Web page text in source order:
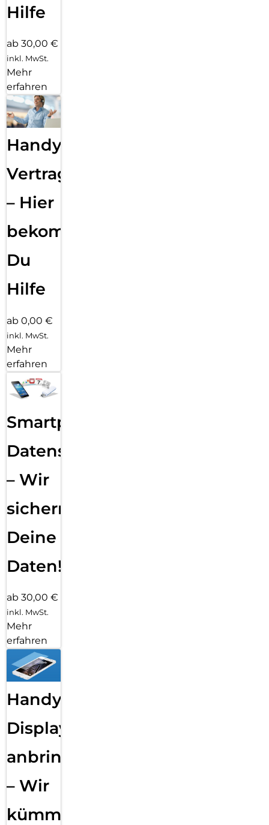
Hilfe
ab 30,00 €
inkl. MwSt.
Mehr
erfahren
Handy
Vertragsabwicklung
– Hier
bekommst
Du
Hilfe
ab 0,00 €
inkl. MwSt.
Mehr
erfahren
Smartphone
Datensicherung
– Wir
sichern
Deine
Daten!
ab 30,00 €
inkl. MwSt.
Mehr
erfahren
Handy
Displayfolie
anbringen
– Wir
kümmern